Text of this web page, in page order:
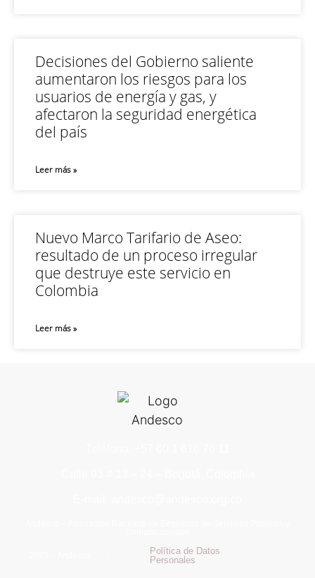
Decisiones del Gobierno saliente
aumentaron los riesgos para los
usuarios de energía y gas, y
afectaron la seguridad energética
del país
Leer más »
Nuevo Marco Tarifario de Aseo:
resultado de un proceso irregular
que destruye este servicio en
Colombia
Leer más »
Política de Datos
Personales